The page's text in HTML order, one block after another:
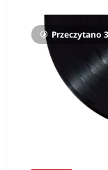
Przeczytano